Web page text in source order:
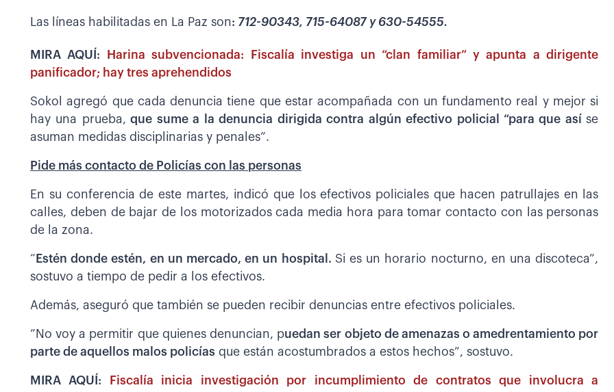
Las líneas habilitadas en La Paz son: 712-90343, 715-64087 y 630-54555.
MIRA AQUÍ:
Harina subvencionada: Fiscalía investiga un “clan familiar” y apunta a dirigente
panificador; hay tres aprehendidos
Sokol agregó que cada denuncia tiene que estar acompañada con un fundamento real y mejor si
hay una prueba, que sume a la denuncia dirigida contra algún efectivo policial “para que asíse
asuman medidas disciplinarias y penales”.
Pide más contacto de Policías con las personas
En su conferencia de este martes, indicó que los efectivos policiales que hacen patrullajes en las
calles, deben de bajar de los motorizados cada media hora para tomar contacto con las personas
de la zona.
“ Estén donde estén, en un mercado, en un hospital. Si es un horario nocturno, en una discoteca”,
sostuvo a tiempo de pedir a los efectivos.
Además, aseguró que también se pueden recibir denuncias entre efectivos policiales.
”No voy a permitir que quienes denuncian, puedan ser objeto de amenazas o amedrentamiento por
parte de aquellos malos policías que están acostumbrados a estos hechos”, sostuvo.
MIRA AQUÍ:
Fiscalía inicia investigación por incumplimiento de contratos que involucra a